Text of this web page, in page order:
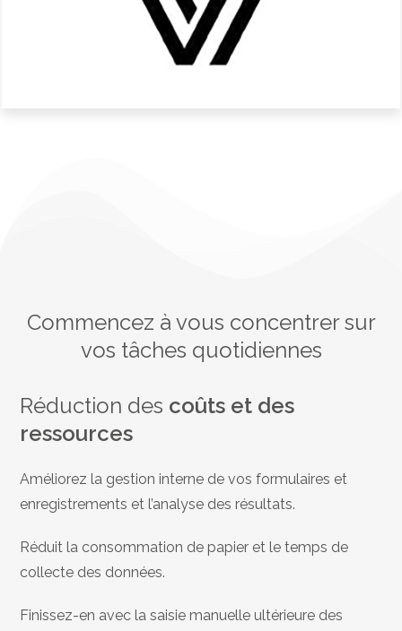
Commencez à vous concentrer sur
vos tâches quotidiennes
Réduction des coûts et des
ressources
Améliorez la gestion interne de vos formulaires et
enregistrements et l’analyse des résultats.
Réduit la consommation de papier et le temps de
collecte des données.
Finissez-en avec la saisie manuelle ultérieure des